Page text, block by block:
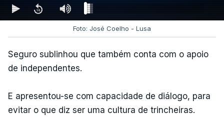
Foto: José Coelho - Lusa
Seguro sublinhou que também conta com o apoio
de independentes.
E apresentou-se com capacidade de diálogo, para
evitar o que diz ser uma cultura de trincheiras.